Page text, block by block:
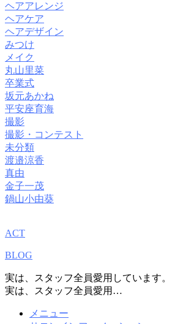
ヘアアレンジ
ヘアケア
ヘアデザイン
みつけ
メイク
丸山里菜
卒業式
坂元あかね
平安座育海
撮影
撮影・コンテスト
未分類
渡邉涼香
真由
金子一茂
鍋山小由葵
ACT
BLOG
実は、スタッフ全員愛用しています。
実は、スタッフ全員愛用…
メニュー